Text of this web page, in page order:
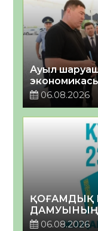
Ауыл
06.08.2026
ҚОҒАМДЫҚ
ДАМУЫНЫҢ
06.08.2026